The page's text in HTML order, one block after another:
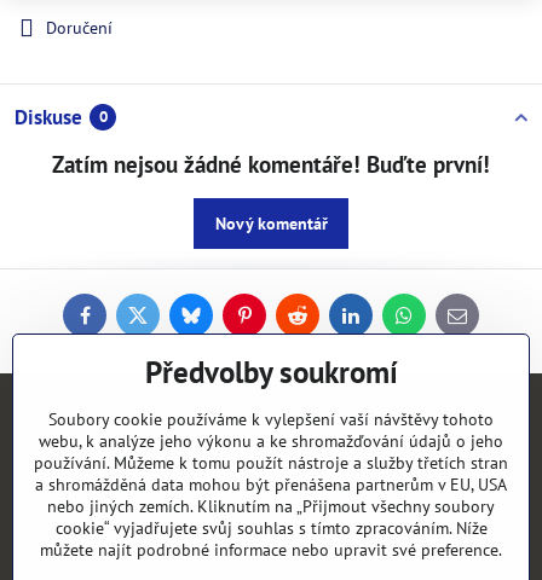
Doručení
Diskuse 0
Zatím nejsou žádné komentáře! Buďte první!
Nový komentář
FacebookTwitterBlueskyPinterestReddit LinkedInWhatsApp
E-
mail
Kontakty
Objednávky
Vše k nákupu
Předvolby soukromí
Soubory cookie používáme k vylepšení vaší návštěvy tohoto
webu, k analýze jeho výkonu a ke shromažďování údajů o jeho
používání. Můžeme k tomu použít nástroje a služby třetích stran
a shromážděná data mohou být přenášena partnerům v EU, USA
nebo jiných zemích. Kliknutím na „Přijmout všechny soubory
cookie“ vyjadřujete svůj souhlas s tímto zpracováním. Níže
můžete najít podrobné informace nebo upravit své preference.